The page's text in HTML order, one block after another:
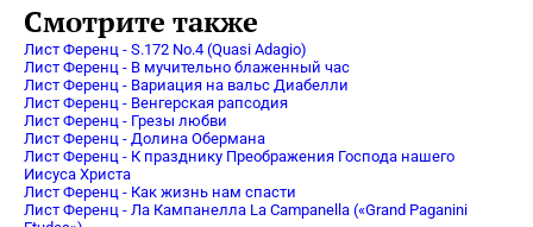
Смотрите также
Лист Ференц - S.172 No.4 (Quasi Adagio)
Лист Ференц - В мучительно блаженный час
Лист Ференц - Вариация на вальс Диабелли
Лист Ференц - Венгерская рапсодия
Лист Ференц - Грезы любви
Лист Ференц - Долина Обермана
Лист Ференц - К празднику Преображения Господа нашего
Иисуса Христа
Лист Ференц - Как жизнь нам спасти
Лист Ференц - Ла Кампанелла La Campanella («Grand Paganini